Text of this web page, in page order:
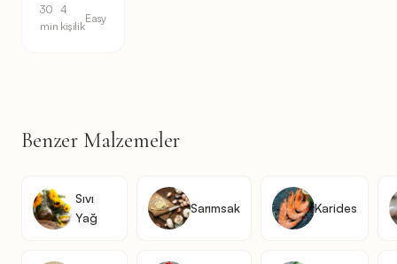
30
min
4
kişilik
Easy
Benzer Malzemeler
Sıvı
Yağ
Sarımsak Karides